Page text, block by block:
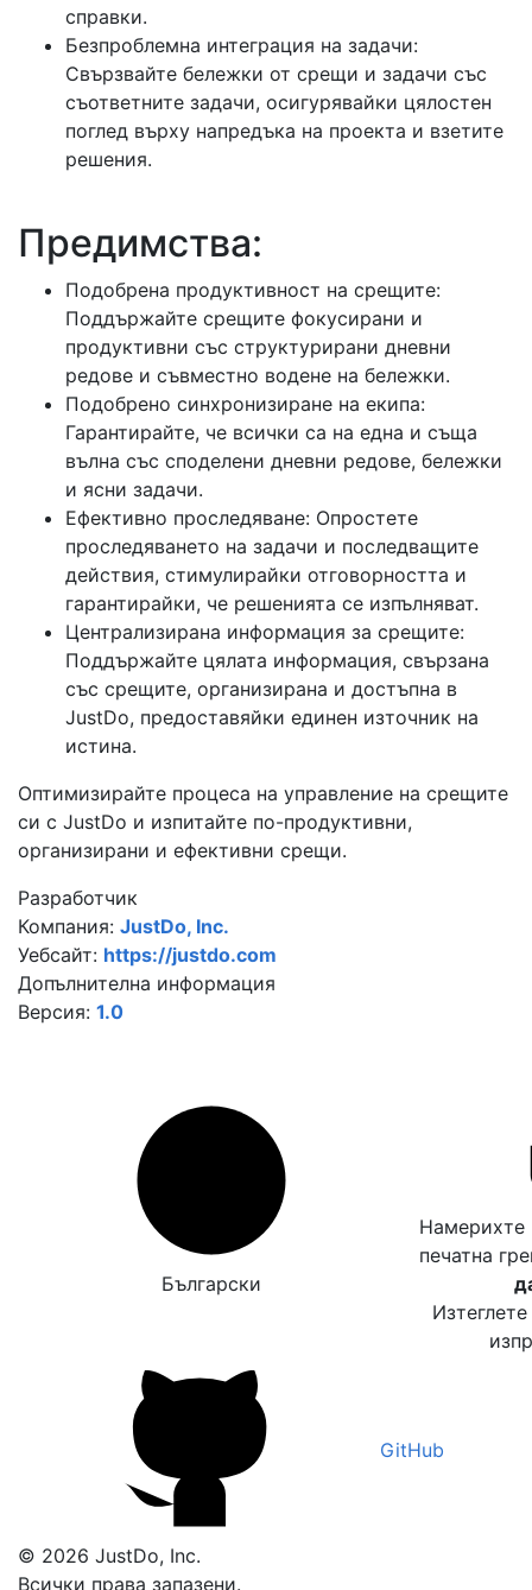
справки.
Безпроблемна интеграция на задачи:
Свързвайте бележки от срещи и задачи със
съответните задачи, осигурявайки цялостен
поглед върху напредъка на проекта и взетите
решения.
Предимства:
Подобрена продуктивност на срещите:
Поддържайте срещите фокусирани и
продуктивни със структурирани дневни
редове и съвместно водене на бележки.
Подобрено синхронизиране на екипа:
Гарантирайте, че всички са на една и съща
вълна със споделени дневни редове, бележки
и ясни задачи.
Ефективно проследяване: Опростете
проследяването на задачи и последващите
действия, стимулирайки отговорността и
гарантирайки, че решенията се изпълняват.
Централизирана информация за срещите:
Поддържайте цялата информация, свързана
със срещите, организирана и достъпна в
JustDo, предоставяйки единен източник на
истина.
Оптимизирайте процеса на управление на срещите
си с JustDo и изпитайте по-продуктивни,
организирани и ефективни срещи.
Разработчик
Компания: JustDo, Inc.
Уебсайт: https://justdo.com
Допълнителна информация
Версия: 1.0
Български
Намерихте
печатна
GitHub
© 2026 JustDo, Inc.
Всички права запазени.